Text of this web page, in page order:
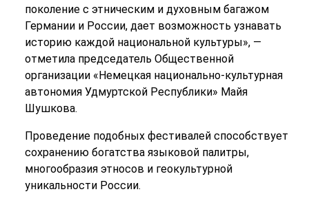
поколение с этническим и духовным багажом
Германии и России, дает возможность узнавать
историю каждой национальной культуры», —
отметила председатель Общественной
организации «Немецкая национально-культурная
автономия Удмуртской Республики» Майя
Шушкова.
Проведение подобных фестивалей способствует
сохранению богатства языковой палитры,
многообразия этносов и геокультурной
уникальности России.